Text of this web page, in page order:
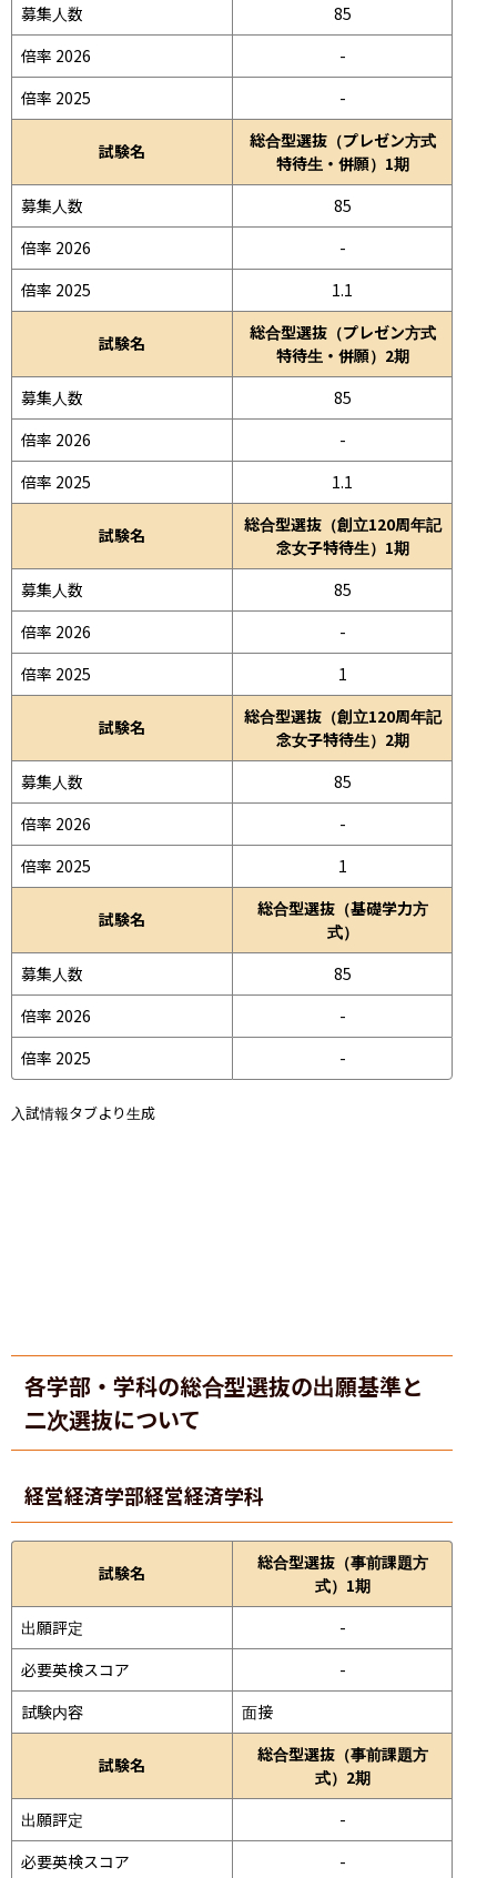
募集人数
85
倍率 2026
-
倍率 2025
-
試験名
総合型選抜（プレゼン方式
特待生・併願）1期
募集人数
85
倍率 2026
-
倍率 2025
1.1
試験名
総合型選抜（プレゼン方式
特待生・併願）2期
募集人数
85
倍率 2026
-
倍率 2025
1.1
試験名
総合型選抜（創立120周年記
念女子特待生）1期
募集人数
85
倍率 2026
-
倍率 2025
1
試験名
総合型選抜（創立120周年記
念女子特待生）2期
募集人数
85
倍率 2026
-
倍率 2025
1
試験名
総合型選抜（基礎学力方
式）
募集人数
85
倍率 2026
-
倍率 2025
-
入試情報タブより生成
各学部・学科の総合型選抜の出願基準と
二次選抜について
経営経済学部経営経済学科
試験名
総合型選抜（事前課題方
式）1期
出願評定
-
必要英検スコア
-
試験内容
面接
試験名
総合型選抜（事前課題方
式）2期
出願評定
-
必要英検スコア
-